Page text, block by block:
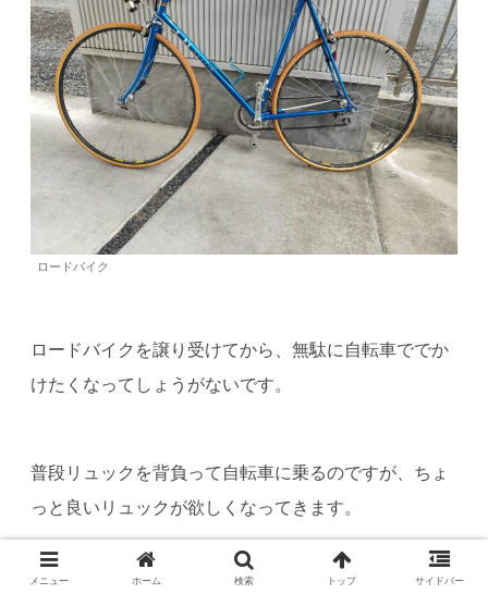
ロードバイク
ロードバイクを譲り受けてから、無駄に自転車ででか
けたくなってしょうがないです。
普段リュックを背負って自転車に乗るのですが、ちょ
っと良いリュックが欲しくなってきます。
メニュー ホーム 検索 トップ サイドバー